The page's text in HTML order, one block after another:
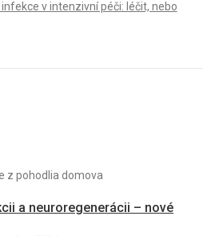
v intenzivní péči: léčit, nebo
z pohodlia domova
a neuroregenerácii – nové